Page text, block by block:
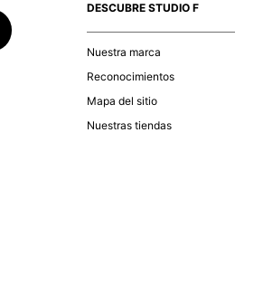
DESCUBRE STUDIO F
Nuestra marca
Reconocimientos
Mapa del sitio
Nuestras tiendas